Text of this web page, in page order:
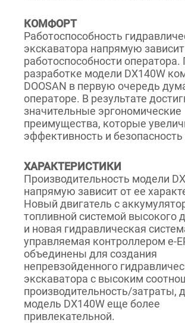
КОМФОРТ
Работоспособность
экскаватора напрямую
работоспособности оператора.
разработке модели DX140W
DOOSAN в первую очередь
операторе. В результате
значительные эргономические
преимущества, которые
эффективность и безопасность
ХАРАКТЕРИСТИКИ
Производительность модели
напрямую зависит от ее
Новый двигатель с
топливной системой высокого
и новая гидравлическая
управляемая контроллером e-
объединены для создания
непревзойденного
экскаватора с высоким
производительность/
модель DX140W еще более
привлекательной.